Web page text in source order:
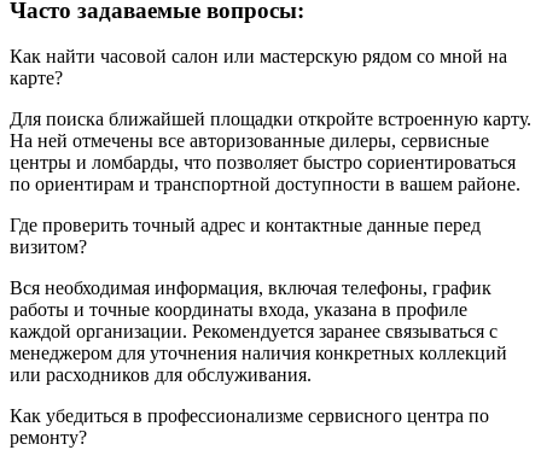
Часто задаваемые вопросы:
Как найти часовой салон или мастерскую рядом со мной на
карте?
Для поиска ближайшей площадки откройте встроенную карту.
На ней отмечены все авторизованные дилеры, сервисные
центры и ломбарды, что позволяет быстро сориентироваться
по ориентирам и транспортной доступности в вашем районе.
Где проверить точный адрес и контактные данные перед
визитом?
Вся необходимая информация, включая телефоны, график
работы и точные координаты входа, указана в профиле
каждой организации. Рекомендуется заранее связываться с
менеджером для уточнения наличия конкретных коллекций
или расходников для обслуживания.
Как убедиться в профессионализме сервисного центра по
ремонту?